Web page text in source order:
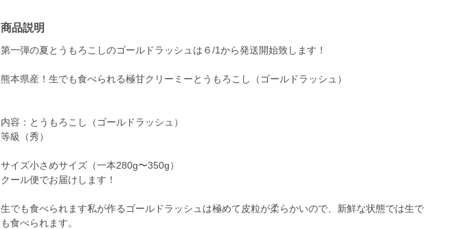
商品説明
第一弾の夏とうもろこしのゴールドラッシュは６/1から発送開始致します！
熊本県産！生でも食べられる極甘クリーミーとうもろこし（ゴールドラッシュ）
内容：とうもろこし（ゴールドラッシュ）
等級（秀）
サイズ小さめサイズ（一本280g〜350g）
クール便でお届けします！
生でも食べられます私が作るゴールドラッシュは極めて皮粒が柔らかいので、新鮮な状態では生で
も食べられます。